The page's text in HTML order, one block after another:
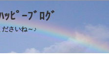
ﾘｱﾝﾊｯﾋﾟｰﾌﾞﾛｸﾞ
さいね～♪